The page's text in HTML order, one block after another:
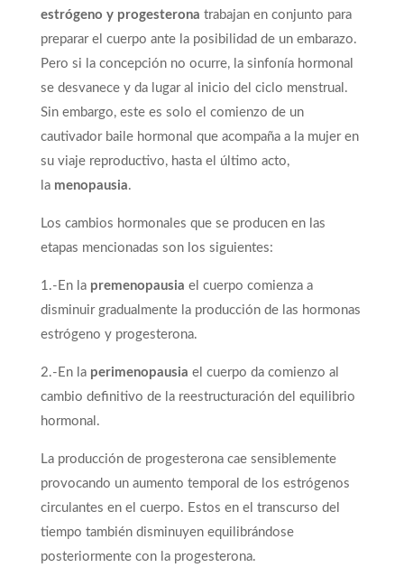
estrógeno y progesterona trabajan en conjunto para
preparar el cuerpo ante la posibilidad de un embarazo.
Pero si la concepción no ocurre, la sinfonía hormonal
se desvanece y da lugar al inicio del ciclo menstrual.
Sin embargo, este es solo el comienzo de un
cautivador baile hormonal que acompaña a la mujer en
su viaje reproductivo, hasta el último acto,
la menopausia.
Los cambios hormonales que se producen en las
etapas mencionadas son los siguientes:
1.-En la premenopausia el cuerpo comienza a
disminuir gradualmente la producción de las hormonas
estrógeno y progesterona.
2.-En la perimenopausia el cuerpo da comienzo al
cambio definitivo de la reestructuración del equilibrio
hormonal.
La producción de progesterona cae sensiblemente
provocando un aumento temporal de los estrógenos
circulantes en el cuerpo. Estos en el transcurso del
tiempo también disminuyen equilibrándose
posteriormente con la progesterona.